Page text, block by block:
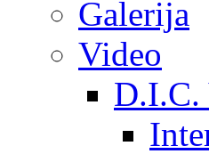
Galerija
Video
D.I.C.